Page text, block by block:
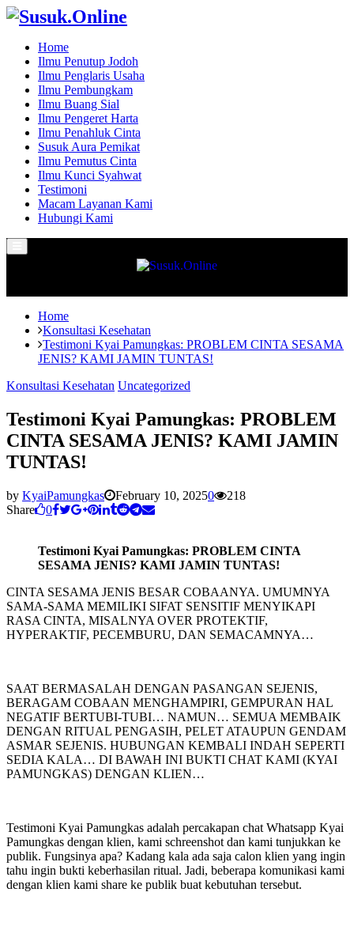
Home
Ilmu Penutup Jodoh
Ilmu Penglaris Usaha
Ilmu Pembungkam
Ilmu Buang Sial
Ilmu Pengeret Harta
Ilmu Penahluk Cinta
Susuk Aura Pemikat
Ilmu Pemutus Cinta
Ilmu Kunci Syahwat
Testimoni
Macam Layanan Kami
Hubungi Kami
Menu
Home
Konsultasi Kesehatan
Testimoni Kyai Pamungkas: PROBLEM CINTA SESAMA
JENIS? KAMI JAMIN TUNTAS!
Konsultasi Kesehatan Uncategorized
Testimoni Kyai Pamungkas: PROBLEM
CINTA SESAMA JENIS? KAMI JAMIN
TUNTAS!
by KyaiPamungkas February 10, 20250
218
Share
0
Testimoni Kyai Pamungkas: PROBLEM CINTA
SESAMA JENIS? KAMI JAMIN TUNTAS!
CINTA SESAMA JENIS BESAR COBAANYA. UMUMNYA
SAMA-SAMA MEMILIKI SIFAT SENSITIF MENYIKAPI
RASA CINTA, MISALNYA OVER PROTEKTIF,
HYPERAKTIF, PECEMBURU, DAN SEMACAMNYA…
SAAT BERMASALAH DENGAN PASANGAN SEJENIS,
BERAGAM COBAAN MENGHAMPIRI, GEMPURAN HAL
NEGATIF BERTUBI-TUBI… NAMUN… SEMUA MEMBAIK
DENGAN RITUAL PENGASIH, PELET ATAUPUN GENDAM
ASMAR SEJENIS. HUBUNGAN KEMBALI INDAH SEPERTI
SEDIA KALA… DI BAWAH INI BUKTI CHAT KAMI (KYAI
PAMUNGKAS) DENGAN KLIEN…
Testimoni Kyai Pamungkas adalah percakapan chat Whatsapp Kyai
Pamungkas dengan klien, kami schreenshot dan kami tunjukkan ke
publik. Fungsinya apa? Kadang kala ada saja calon klien yang ingin
tahu ingin bukti keberhasilan ritual. Jadi, beberapa komunikasi kami
dengan klien kami share ke publik buat kebutuhan tersebut.